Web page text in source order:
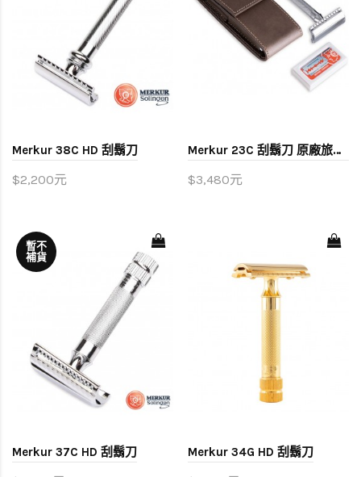
Merkur 38C HD 刮鬍刀
$2,200元
Merkur 23C 刮鬍刀 原廠旅行皮套組 (棕)
$3,480元
暫不
補貨
Merkur 37C HD 刮鬍刀 Merkur 34G HD 刮鬍刀